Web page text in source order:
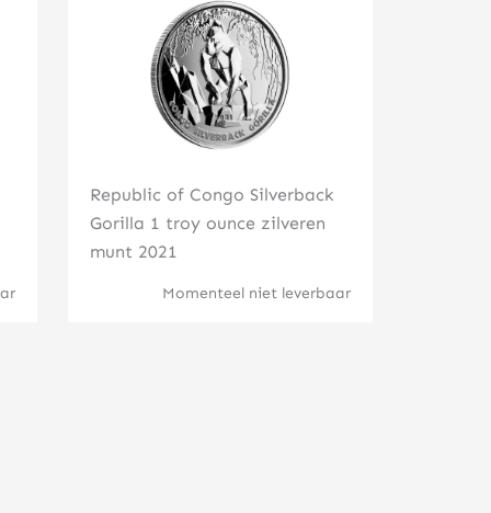
Republic of Congo Silverback
Gorilla 1 troy ounce zilveren
munt 2021
Momenteel niet leverbaar